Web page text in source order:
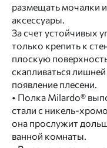
размещать мочалки
аксессуары.
За счет устойчивых
только крепить к
плоскую
скапливаться
появление плесени.
• Полка Milardo®
стали с никель-
она прослужит
ванной комнаты.